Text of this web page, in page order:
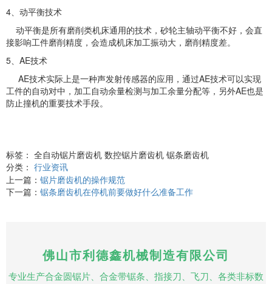
4、动平衡技术
动平衡是所有磨削类机床通用的技术，砂轮主轴动平衡不好，会直
接影响工件磨削精度，会造成机床加工振动大，磨削精度差。
5、AE技术
AE技术实际上是一种声发射传感器的应用，通过AE技术可以实现
工件的自动对中，加工自动余量检测与加工余量分配等，另外AE也是
防止撞机的重要技术手段。
标签： 全自动锯片磨齿机 数控锯片磨齿机 锯条磨齿机
分类： 行业资讯
上一篇： 锯片磨齿机的操作规范
下一篇： 锯条磨齿机在停机前要做好什么准备工作
佛山市利德鑫机械制造有限公司
专业生产合金圆锯片、合金带锯条、指接刀、飞刀、各类非标数